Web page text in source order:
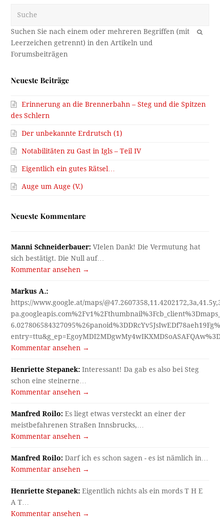
OK
Neueste Beiträge
Erinnerung an die Brennerbahn – Steg und die Spitzen
des Schlern
Der unbekannte Erdrutsch (1)
Notabilitäten zu Gast in Igls – Teil IV
Eigentlich ein gutes Rätsel…
Auge um Auge (V.)
Neueste Kommentare
Manni Schneiderbauer: VIelen Dank! Die Vermutung hat
sich bestätigt. Die Null auf…
Kommentar ansehen →
Markus A.:
https://www.google.at/maps/
Kommentar ansehen →
Henriette Stepanek: Interessant! Da gab es also bei Steg
schon eine steinerne…
Kommentar ansehen →
Manfred Roilo: Es liegt etwas versteckt an einer der
meistbefahrenen Straßen Innsbrucks,…
Kommentar ansehen →
Manfred Roilo: Darf ich es schon sagen - es ist nämlich in…
Kommentar ansehen →
Henriette Stepanek: Eigentlich nichts als ein mords T H E
A T…
Kommentar ansehen →